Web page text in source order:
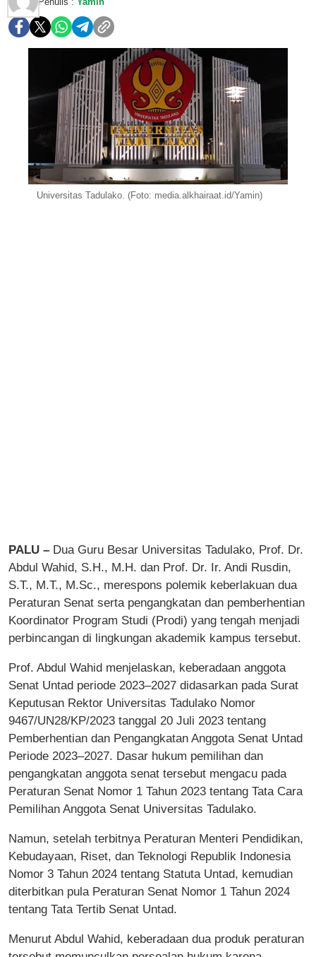
Universitas Tadulako. (Foto: media.alkhairaat.id/Yamin)
PALU – Dua Guru Besar Universitas Tadulako, Prof. Dr.
Abdul Wahid, S.H., M.H. dan Prof. Dr. Ir. Andi Rusdin,
S.T., M.T., M.Sc., merespons polemik keberlakuan dua
Peraturan Senat serta pengangkatan dan pemberhentian
Koordinator Program Studi (Prodi) yang tengah menjadi
perbincangan di lingkungan akademik kampus tersebut.
Prof. Abdul Wahid menjelaskan, keberadaan anggota
Senat Untad periode 2023–2027 didasarkan pada Surat
Keputusan Rektor Universitas Tadulako Nomor
9467/UN28/KP/2023 tanggal 20 Juli 2023 tentang
Pemberhentian dan Pengangkatan Anggota Senat Untad
Periode 2023–2027. Dasar hukum pemilihan dan
pengangkatan anggota senat tersebut mengacu pada
Peraturan Senat Nomor 1 Tahun 2023 tentang Tata Cara
Pemilihan Anggota Senat Universitas Tadulako.
Namun, setelah terbitnya Peraturan Menteri Pendidikan,
Kebudayaan, Riset, dan Teknologi Republik Indonesia
Nomor 3 Tahun 2024 tentang Statuta Untad, kemudian
diterbitkan pula Peraturan Senat Nomor 1 Tahun 2024
tentang Tata Tertib Senat Untad.
Menurut Abdul Wahid, keberadaan dua produk peraturan